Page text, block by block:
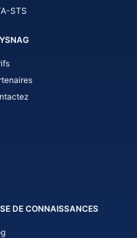
STS
DE CONNAISSANCES